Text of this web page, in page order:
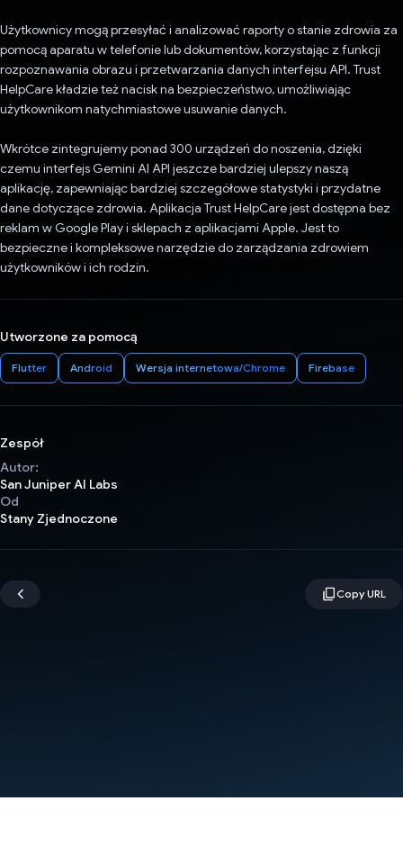
Użytkownicy mogą przesyłać i analizować raporty o stanie zdrowia za
pomocą aparatu w telefonie lub dokumentów, korzystając z funkcji
rozpoznawania obrazu i przetwarzania danych interfejsu API. Trust
HelpCare kładzie też nacisk na bezpieczeństwo, umożliwiając
użytkownikom natychmiastowe usuwanie danych.
Wkrótce zintegrujemy ponad 300 urządzeń do noszenia, dzięki
czemu interfejs Gemini AI API jeszcze bardziej ulepszy naszą
aplikację, zapewniając bardziej szczegółowe statystyki i przydatne
dane dotyczące zdrowia. Aplikacja Trust HelpCare jest dostępna bez
reklam w Google Play i sklepach z aplikacjami Apple. Jest to
bezpieczne i kompleksowe narzędzie do zarządzania zdrowiem
użytkowników i ich rodzin.
Utworzone za pomocą
Flutter Android Wersja internetowa/Chrome Firebase
Zespół
Autor:
San Juniper AI Labs
Od
Stany Zjednoczone